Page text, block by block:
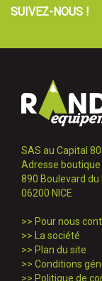
SUIVEZ-NOUS !
SAS au Capital
Adresse boutique
890 Boulevard
06200 NICE
>> Pour nous
>>
La société
>> Plan du site
>> Conditions
>> Politique de